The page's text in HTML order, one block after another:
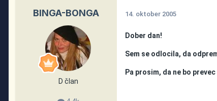
BINGA-BONGA
D član
14. oktober 2005
Dober dan!
Sem se odlocila, da
Pa prosim, da ne bo